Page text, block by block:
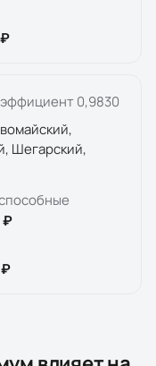
0,9830
Шегарский,
₽
₽